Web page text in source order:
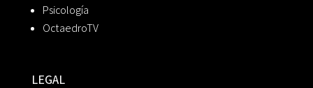
Psicología
OctaedroTV
LEGAL